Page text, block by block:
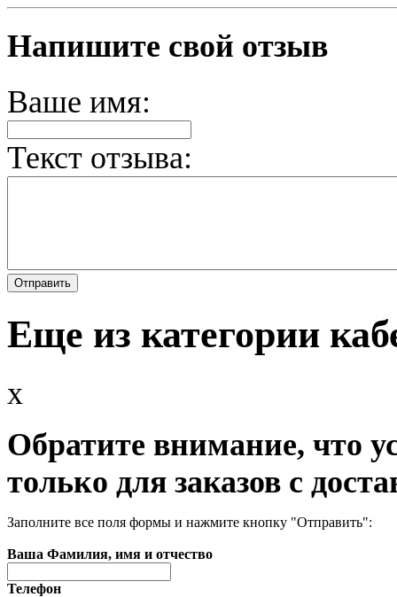
Напишите свой отзыв
Ваше имя:
Текст отзыва:
Еще из категории
x
Обратите внимание, что
только для заказов с
Заполните все поля формы и нажмите кнопку "Отправить":
Ваша Фамилия, имя и отчество
Телефон